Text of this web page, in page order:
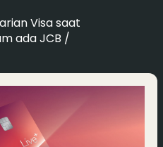
Visa saat
ada JCB /